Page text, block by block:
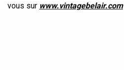
vous sur www.vintagebelair.com